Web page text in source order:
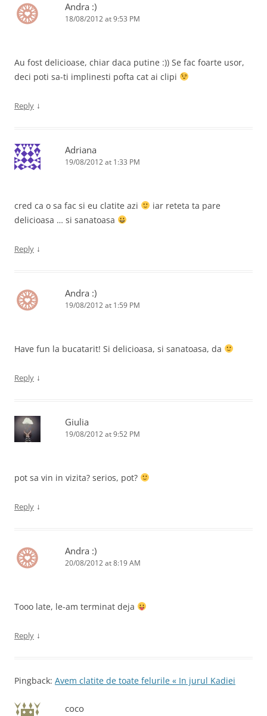
Andra :)
18/08/2012 at 9:53 PM
Au fost delicioase, chiar daca putine :)) Se fac foarte usor,
deci poti sa-ti implinesti pofta cat ai clipi
Reply ↓
Adriana
19/08/2012 at 1:33 PM
cred ca o sa fac si eu clatite azi
iar reteta ta pare
delicioasa … si sanatoasa
Reply ↓
Andra :)
19/08/2012 at 1:59 PM
Have fun la bucatarit! Si delicioasa, si sanatoasa, da
Reply ↓
Giulia
19/08/2012 at 9:52 PM
pot sa vin in vizita? serios, pot?
Reply ↓
Andra :)
20/08/2012 at 8:19 AM
Tooo late, le-am terminat deja
Reply ↓
Pingback: Avem clatite de toate felurile « In jurul Kadiei
coco